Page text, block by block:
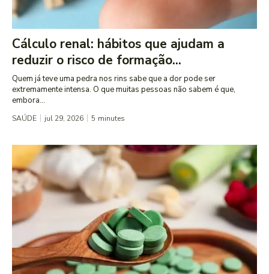
Cálculo renal: hábitos que ajudam a
reduzir o risco de formação...
Quem já teve uma pedra nos rins sabe que a dor pode ser
extremamente intensa. O que muitas pessoas não sabem é que,
embora...
SAÚDE jul 29, 2026 5 minutes